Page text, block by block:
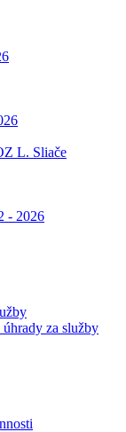
L. Sliače
- 2026
za služby